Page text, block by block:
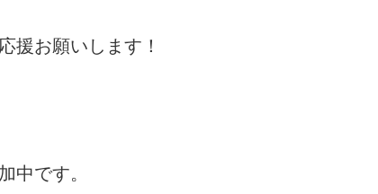
援お願いします！
中です。